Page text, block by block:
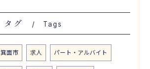
タグ Tags
箕面市 求人 パート・アルバイト